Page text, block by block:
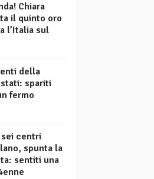
Chiara
il quinto oro
l’Italia sul
della
spariti
fermo
sei centri
spunta la
sentiti una